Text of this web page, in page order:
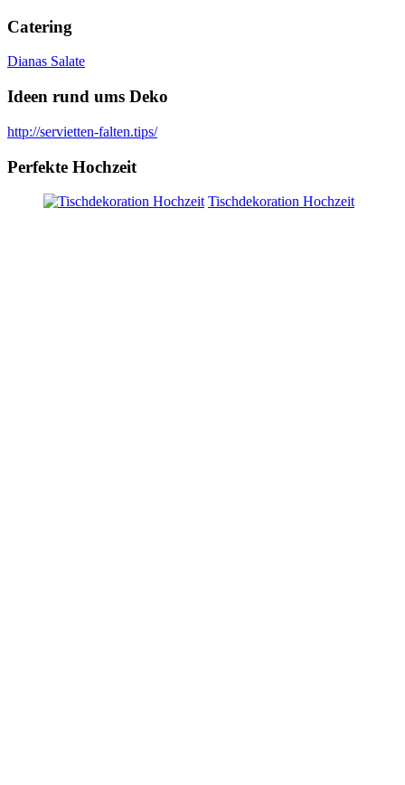
Catering
Dianas Salate
Ideen rund ums Deko
http://servietten-falten.tips/
Perfekte Hochzeit
Tischdekoration Hochzeit